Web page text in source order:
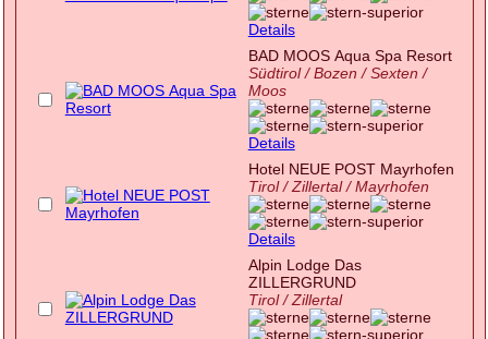
Details
BAD MOOS Aqua Spa Resort
Südtirol / Bozen / Sexten /
Moos
Details
Hotel NEUE POST Mayrhofen
Tirol / Zillertal / Mayrhofen
Details
Alpin Lodge Das
ZILLERGRUND
Tirol / Zillertal